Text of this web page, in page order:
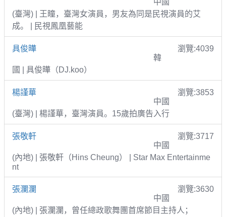
(臺灣) | 王瞳，臺灣女演員，男友為同是民視演員的艾
成。 | 民視鳳凰藝能
具俊曄
瀏覽:4039
韓
國 | 具俊曄（DJ.koo）
楊謹華
瀏覽:3853
中國
(臺灣) | 楊謹華，臺灣演員。15歲拍廣告入行
張敬軒
瀏覽:3717
中國
(內地) | 張敬軒（Hins Cheung） | Star Max Entertainme
nt
張瀾瀾
瀏覽:3630
中國
(內地) | 張瀾瀾，曾任總政歌舞團首席節目主持人；